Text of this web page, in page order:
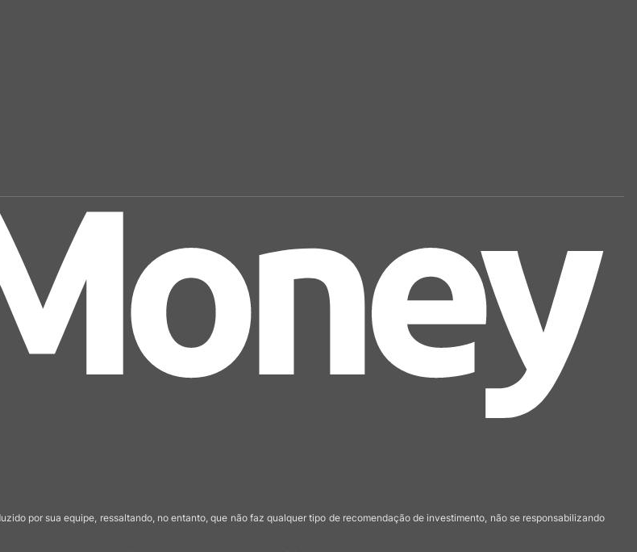
por sua equipe, ressaltando, no entanto, que não faz qualquer tipo de recomendação de investimento, não se responsabilizando